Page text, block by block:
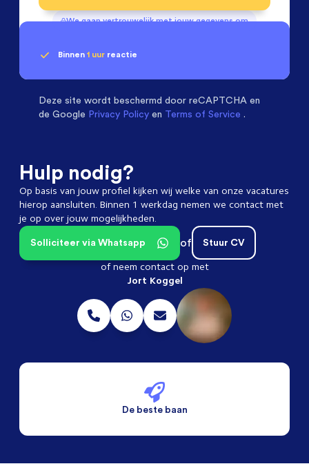
We gaan vertrouwelijk met jouw gegevens om
Binnen 1 uur reactie
Deze site wordt beschermd door reCAPTCHA en
de Google Privacy Policy en Terms of Service .
Hulp nodig?
Op basis van jouw profiel kijken wij welke van onze vacatures
hierop aansluiten. Binnen 1 werkdag nemen we contact met
je op over jouw mogelijkheden.
Stuur CV
of
Solliciteer via Whatsapp
of neem contact op met
Jort Koggel
De beste baan